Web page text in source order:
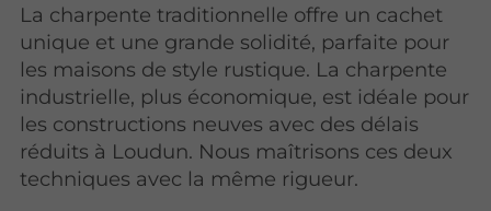
La charpente traditionnelle offre un cachet
unique et une grande solidité, parfaite pour
les maisons de style rustique. La charpente
industrielle, plus économique, est idéale pour
les constructions neuves avec des délais
réduits à Loudun. Nous maîtrisons ces deux
techniques avec la même rigueur.